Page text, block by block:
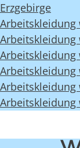
Erzgebirge
Arbeitskleidung
Arbeitskleidung
Arbeitskleidung
Arbeitskleidung
Arbeitskleidung
Arbeitskleidung